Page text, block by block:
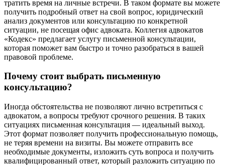
тратить время на личные встречи. В таком формате вы можете
получить подробный ответ на свой вопрос, юридический
анализ документов или консультацию по конкретной
ситуации, не посещая офис адвоката. Коллегия адвокатов
«Кодекс» предлагает услугу письменной консультации,
которая поможет вам быстро и точно разобраться в вашей
правовой проблеме.
Почему стоит выбрать письменную
консультацию?
Иногда обстоятельства не позволяют лично встретиться с
адвокатом, а вопросы требуют срочного решения. В таких
ситуациях письменная консультация — идеальный выход.
Этот формат позволяет получить профессиональную помощь,
не теряя времени на визиты. Вы можете отправить все
необходимые документы, изложить суть вопроса и получить
квалифицированный ответ, который разложить ситуацию по